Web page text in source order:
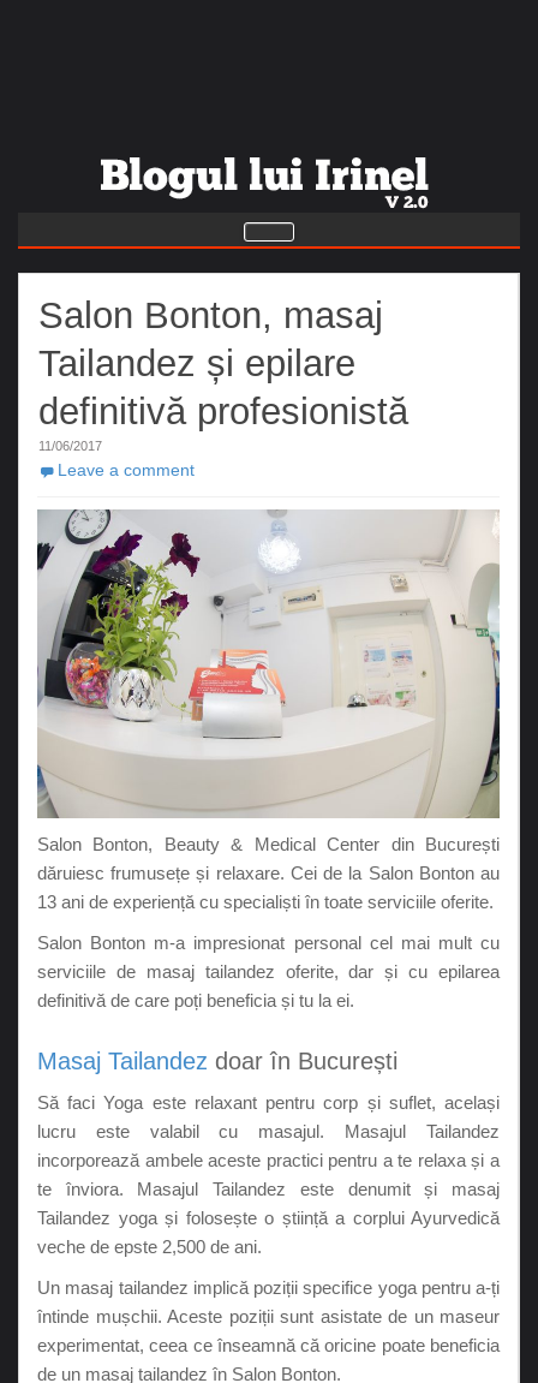
Salon Bonton, masaj
Tailandez și epilare
definitivă profesionistă
11/06/2017
Leave a comment
Salon Bonton, Beauty & Medical Center din București
dăruiesc frumusețe și relaxare. Cei de la Salon Bonton au
13 ani de experiență cu specialiști în toate serviciile oferite.
Salon Bonton m-a impresionat personal cel mai mult cu
serviciile de masaj tailandez oferite, dar și cu epilarea
definitivă de care poți beneficia și tu la ei.
Masaj Tailandez doar în București
Să faci Yoga este relaxant pentru corp și suflet, același
lucru este valabil cu masajul. Masajul Tailandez
incorporează ambele aceste practici pentru a te relaxa și a
te înviora. Masajul Tailandez este denumit și masaj
Tailandez yoga și folosește o știință a corplui Ayurvedică
veche de epste 2,500 de ani.
Un masaj tailandez implică poziții specifice yoga pentru a-ți
întinde mușchii. Aceste poziții sunt asistate de un maseur
experimentat, ceea ce înseamnă că oricine poate beneficia
de un masaj tailandez în Salon Bonton.